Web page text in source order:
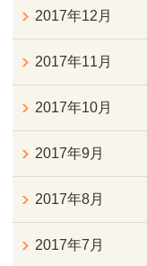
2017年12月
2017年11月
2017年10月
2017年9月
2017年8月
2017年7月